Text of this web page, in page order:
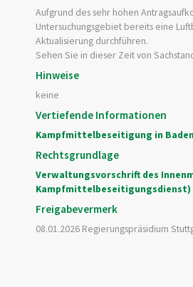
Aufgrund des sehr hohen
Untersuchungsgebiet bereits eine
Aktualisierung durchführen.
Sehen Sie in dieser Zeit von
Hinweise
keine
Vertiefende Informationen
Kampfmittelbeseitigung in
Rechtsgrundlage
Verwaltungsvorschrift des
Kampfmittelbeseitigungsdienst)
Freigabevermerk
08.01.2026 Regierungspräsidium